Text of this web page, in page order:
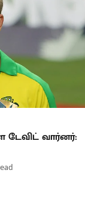
டேவிட் வார்னர்: